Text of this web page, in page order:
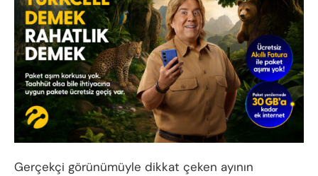
Gerçekçi görünümüyle dikkat çeken ayının